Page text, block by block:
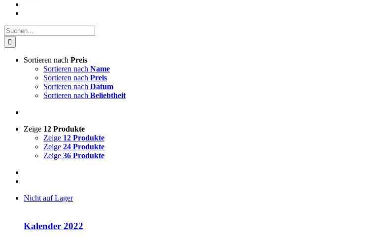
Suche
nach:
Sortieren nach Preis
Sortieren nach Name
Sortieren nach Preis
Sortieren nach Datum
Sortieren nach Beliebtheit
Zeige 12 Produkte
Zeige 12 Produkte
Zeige 24 Produkte
Zeige 36 Produkte
Nicht auf Lager
Kalender 2022